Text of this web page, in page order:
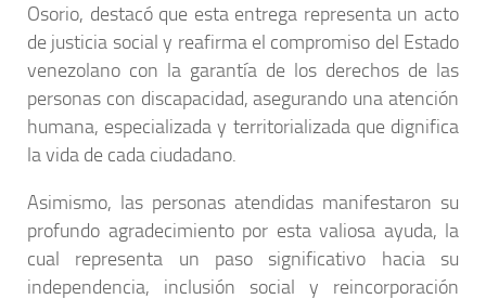
Osorio, destacó que esta entrega representa un acto
de justicia social y reafirma el compromiso del Estado
venezolano con la garantía de los derechos de las
personas con discapacidad, asegurando una atención
humana, especializada y territorializada que dignifica
la vida de cada ciudadano.
Asimismo, las personas atendidas manifestaron su
profundo agradecimiento por esta valiosa ayuda, la
cual representa un paso significativo hacia su
independencia, inclusión social y reincorporación